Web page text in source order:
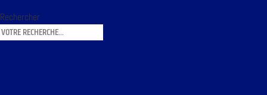
Rechercher